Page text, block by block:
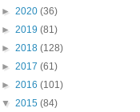
► 2020 (36)
► 2019 (81)
► 2018 (128)
► 2017 (61)
► 2016 (101)
▼ 2015 (84)